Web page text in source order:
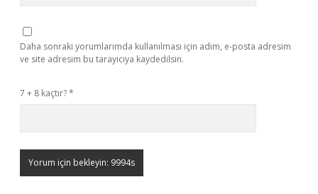
Daha sonraki yorumlarımda kullanılması için adım, e-posta adresim
ve site adresim bu tarayıcıya kaydedilsin.
7 + 8 kaçtır?*